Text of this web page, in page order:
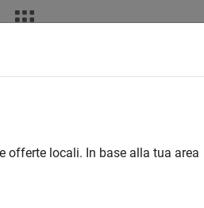
offerte locali. In base alla tua area